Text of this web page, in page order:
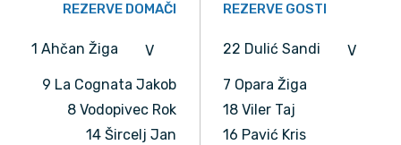
REZERVE DOMAČI
1 Ahčan Žiga V
9 La Cognata Jakob
8 Vodopivec Rok
14 Šircelj Jan
REZERVE GOSTI
22 Dulić Sandi V
7 Opara Žiga
18 Viler Taj
16 Pavić Kris